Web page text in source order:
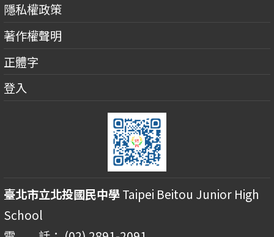
隱私權政策
著作權聲明
正體字
登入
臺北市立北投國民中學Taipei Beitou Junior High
School